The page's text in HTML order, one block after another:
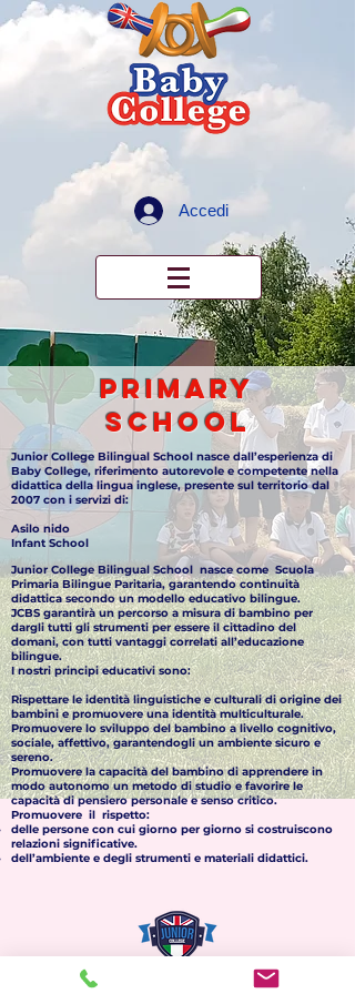
Accedi
PRIMARY
SCHOOL
Junior College Bilingual School nasce dall’esperienza di
Baby College, riferimento autorevole e competente nella
didattica della lingua inglese, presente sul territorio dal
2007 con i servizi di:
Asilo nido
Infant School ​
Junior College Bilingual School nasce come Scuola
Primaria Bilingue Paritaria, garantendo continuità
didattica secondo un modello educativo bilingue.
JCBS garantirà un percorso a misura di bambino per
dargli tutti gli strumenti per essere il cittadino del
domani, con tutti vantaggi correlati all’educazione
bilingue.
I nostri principi educativi sono:
Rispettare le identità linguistiche e culturali di origine dei
bambini e promuovere una identità multiculturale.
Promuovere lo sviluppo del bambino a livello cognitivo,
sociale, affettivo, garantendogli un ambiente sicuro e
sereno.
Promuovere la capacità del bambino di apprendere in
modo autonomo un metodo di studio e favorire le
capacità di pensiero personale e senso critico.
Promuovere il rispetto:
delle persone con cui giorno per giorno si costruiscono
relazioni significative.
dell’ambiente e degli strumenti e materiali didattici.